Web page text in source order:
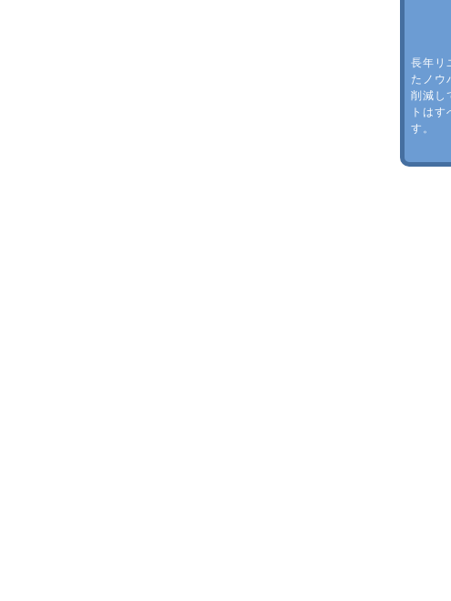
長年リ
たノウ
削減し
トは
す。